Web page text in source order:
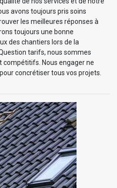
avons toujours pris soins
les meilleures réponses à
toujours une bonne
des chantiers lors de la
tarifs, nous sommes
Nous engager ne
concrétiser tous vos projets.